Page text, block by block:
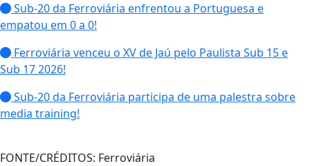
Sub-20 da Ferroviária enfrentou a Portuguesa e
empatou em 0 a 0!
Ferroviária venceu o XV de Jaú pelo Paulista Sub 15 e
Sub 17 2026!
Sub-20 da Ferroviária participa de uma palestra sobre
media training!
FONTE/CRÉDITOS: Ferroviária